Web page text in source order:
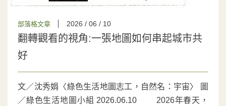
部落格文章 2026 / 06 / 10
翻轉觀看的視角:一張地圖如何串起城市共
好
文／沈秀娟〈綠色生活地圖志工，自然名：宇宙〉 圖
／綠色生活地圖小組 2026.06.10 2026年春天，